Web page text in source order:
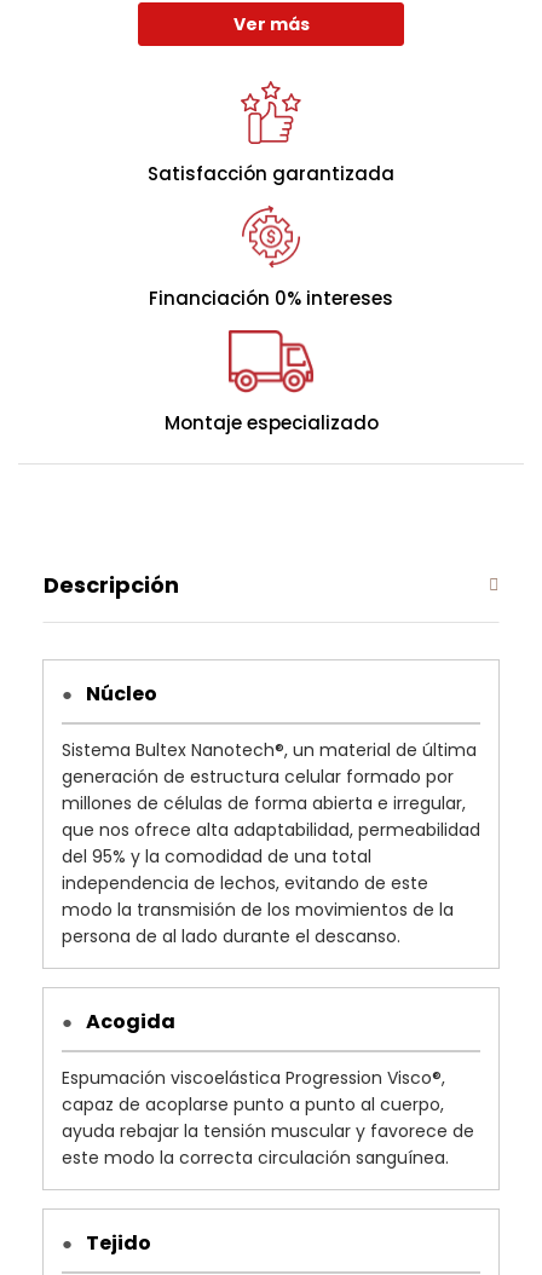
sin renunciar a aspectos como
Adaptabilidad y transpirabilidad
capa de viscoelástica Progression
, que acoge las distintas zonas del cuerpo
para adaptarse a la perfección sin renunciar a la
transpirabilidad, proporcionando un
Ver más
Satisfacción garantizada
Financiación 0% intereses
Montaje especializado
Descripción
● Núcleo
Sistema Bultex Nanotech®, un material de última
generación de estructura celular formado por
millones de células de forma abierta e irregular,
que nos ofrece alta adaptabilidad, permeabilidad
del 95% y la comodidad de una total
independencia de lechos, evitando de este
modo la transmisión de los movimientos de la
persona de al lado durante el descanso.
● Acogida
Espumación viscoelástica Progression Visco®,
capaz de acoplarse punto a punto al cuerpo,
ayuda rebajar la tensión muscular y favorece de
este modo la correcta circulación sanguínea.
● Tejido